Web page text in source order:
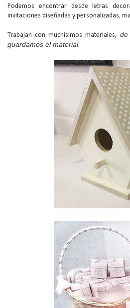
Podemos encontrar desde letras
invitaciones diseñadas y personalizadas,
Trabajan con muchísimos materiales, de
guardamos el material.